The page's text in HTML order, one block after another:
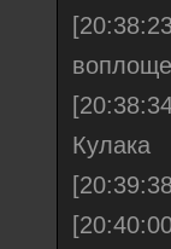
Кулака